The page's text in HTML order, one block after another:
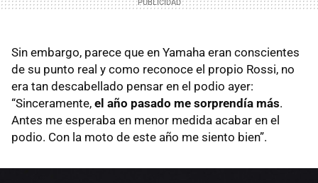
Sin embargo, parece que en Yamaha eran conscientes
de su punto real y como reconoce el propio Rossi, no
era tan descabellado pensar en el podio ayer:
“Sinceramente, el año pasado me sorprendía más.
Antes me esperaba en menor medida acabar en el
podio. Con la moto de este año me siento bien”.